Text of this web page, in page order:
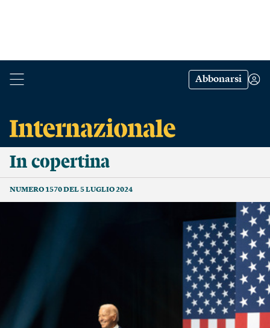
Abbonarsi
In copertina
NUMERO 1570 DEL 5 LUGLIO 2024